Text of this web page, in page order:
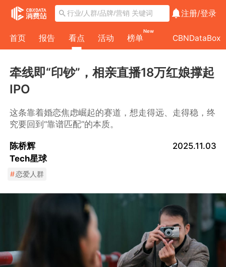
注册/登录
首页 报告 看点 活动 榜单
New
CBNDataBox
牵线即“印钞”，相亲直播18万红娘撑起
IPO
这条靠着婚恋焦虑崛起的赛道，想走得远、走得稳，终
究要回到“靠谱匹配”的本质。
陈桥辉
Tech星球
2025.11.03
#恋爱人群